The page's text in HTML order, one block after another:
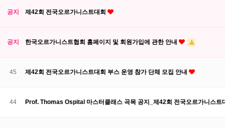
공지 제42회 전국오르가니스트대회
공지 한국오르가니스트협회 홈페이지 및 회원가입에 관한 안내
45 제42회 전국오르가니스트대회 부스 운영 참가 단체 모집 안내
44 Prof. Thomas Ospital 마스터클래스 곡목 공지_제42회 전국오르가니스트